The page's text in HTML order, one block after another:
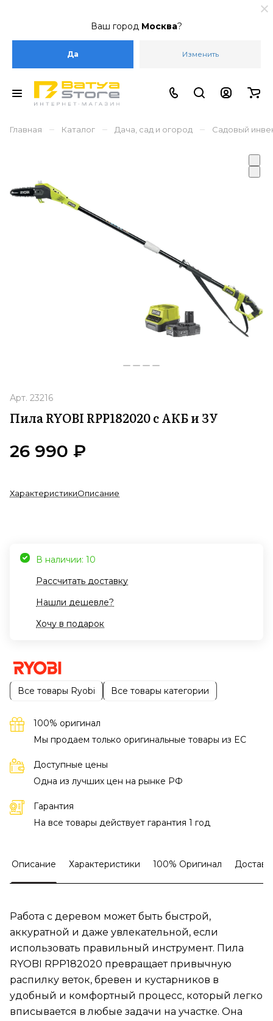
Ваш город Москва?
Да Изменить
Главная – Каталог – Дача, сад и огород – Садовый
Арт. 23216
Пила RYOBI RPP182020 с АКБ и ЗУ
26 990 ₽
ХарактеристикиОписание
В наличии: 10
Рассчитать доставку
Нашли дешевле?
Хочу в подарок
Все товары Ryobi Все товары категории
100% оригинал
Мы продаем только оригинальные товары из EC
Доступные цены
Одна из лучших цен на рынке РФ
Гарантия
На все товары действует гарантия 1 год
Описание Характеристики 100% Оригинал
Работа с деревом может быть быстрой,
аккуратной и даже увлекательной, если
использовать правильный инструмент. Пила
RYOBI RPP182020 превращает привычную
распилку веток, бревен и кустарников в
удобный и комфортный процесс, который легко
вписывается в любые задачи на участке. Она